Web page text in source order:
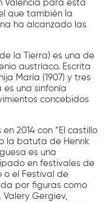
Valencia para esta
que también la
ha alcanzado las
la Tierra) es una de
austríaco. Escrita
María (1907) y tres
una sinfonía
concebidos
2014 con “El castillo
la batuta de Henrik
es una
en festivales de
o el Festival de
por figuras como
Gergiev,